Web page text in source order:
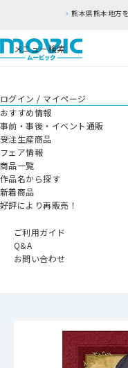
本地方を震源とする地震の影響につ
メニュー検索
ログイン / マイページ
おすすめ情報
事前・事後・イベント通販
受注生産商品
フェア情報
商品一覧
作品名から探す
新着商品
好評により再販売！
ご利用ガイド
Q&A
お問い合わせ